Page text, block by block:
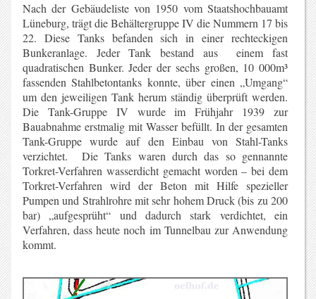
Nach der Gebäudeliste von 1950 vom Staatshochbauamt
Lüneburg, trägt die Behältergruppe IV die Nummern 17 bis
22. Diese Tanks befanden sich in einer rechteckigen
Bunkeranlage. Jeder Tank bestand aus einem fast
quadratischen Bunker. Jeder der sechs großen, 10 000m³
fassenden Stahlbetontanks konnte, über einen „Umgang“
um den jeweiligen Tank herum ständig überprüft werden.
Die Tank-Gruppe IV wurde im Frühjahr 1939 zur
Bauabnahme erstmalig mit Wasser befüllt. In der gesamten
Tank-Gruppe wurde auf den Einbau von Stahl-Tanks
verzichtet. Die Tanks waren durch das so gennannte
Torkret-Verfahren wasserdicht gemacht worden – bei dem
Torkret-Verfahren wird der Beton mit Hilfe spezieller
Pumpen und Strahlrohre mit sehr hohem Druck (bis zu 200
bar) „aufgesprüht“ und dadurch stark verdichtet, ein
Verfahren, dass heute noch im Tunnelbau zur Anwendung
kommt.